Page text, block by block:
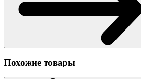
Похожие товары